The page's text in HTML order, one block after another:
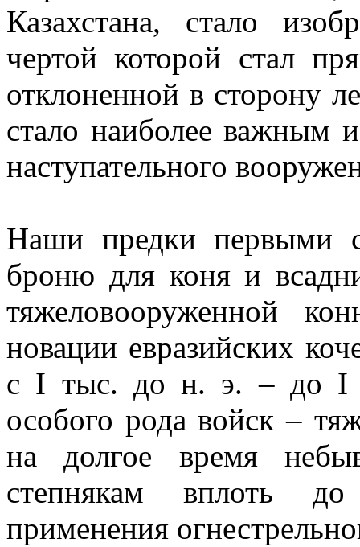
Казахстана, стало
чертой которой стал
отклоненной в сторону
стало наиболее важным
наступательного
Наши предки первыми
броню для коня и
тяжеловооруженной
новации евразийских
с I тыс. до н. э. – до I
особого рода войск –
на долгое время
степнякам вплоть
применения